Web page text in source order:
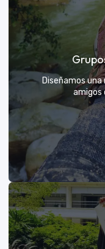
Días
El mejor
Diseñamos
amigos